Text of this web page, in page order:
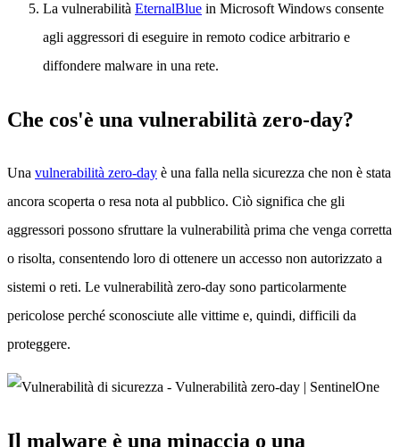
La vulnerabilità EternalBlue in Microsoft Windows consente
agli aggressori di eseguire in remoto codice arbitrario e
diffondere malware in una rete.
Che cos'è una vulnerabilità zero-day?
Una vulnerabilità zero-day è una falla nella sicurezza che non è stata
ancora scoperta o resa nota al pubblico. Ciò significa che gli
aggressori possono sfruttare la vulnerabilità prima che venga corretta
o risolta, consentendo loro di ottenere un accesso non autorizzato a
sistemi o reti. Le vulnerabilità zero-day sono particolarmente
pericolose perché sconosciute alle vittime e, quindi, difficili da
proteggere.
Il malware è una minaccia o una